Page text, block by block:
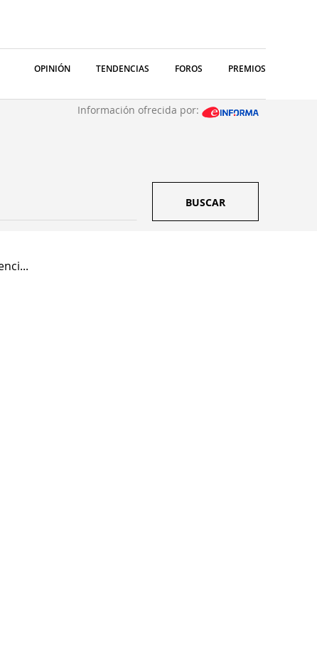
OPINIÓN TENDENCIAS FOROS PREMIOS
Información ofrecida por:
BUSCAR